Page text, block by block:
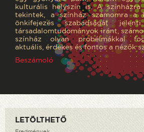
kulturális helyszín is. A színházra
tekintek, a színház számomra a
önkifejezés szabadságát
társadalomtudományok iránt,
színház olyan probélmákkal
aktuális, érdekes és fontos a nézők
Beszámoló
LETÖLTHETŐ